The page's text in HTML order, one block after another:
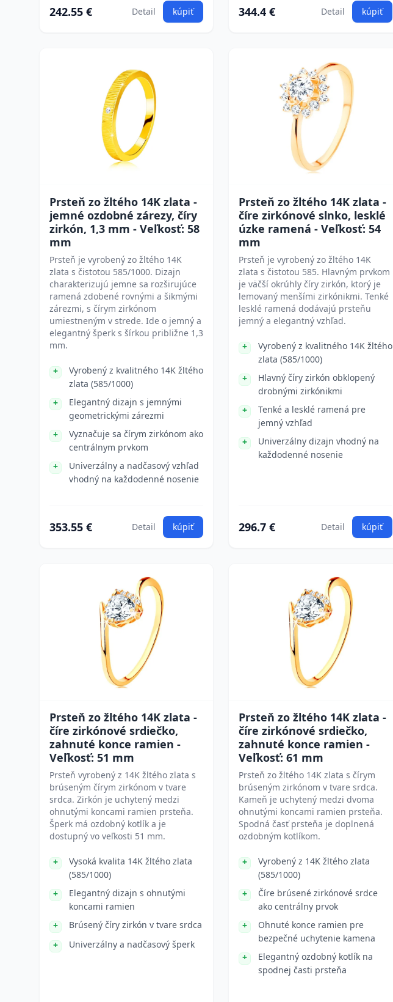
242.55 € Detail kúpiť 344.4 € Detail kúpiť
Prsteň zo žltého 14K zlata -
jemné ozdobné zárezy, číry
zirkón, 1,3 mm - Veľkosť: 58
mm
Prsteň je vyrobený zo žltého 14K
zlata s čistotou 585/1000. Dizajn
charakterizujú jemne sa rozširujúce
ramená zdobené rovnými a šikmými
zárezmi, s čírym zirkónom
umiestneným v strede. Ide o jemný a
elegantný šperk s šírkou približne 1,3
mm.
Vyrobený z kvalitného 14K žltého
zlata (585/1000)
Elegantný dizajn s jemnými
geometrickými zárezmi
Vyznačuje sa čírym zirkónom ako
centrálnym prvkom
Univerzálny a nadčasový vzhľad
vhodný na každodenné nosenie
353.55 € Detail kúpiť
Prsteň zo žltého 14K zlata -
číre zirkónové slnko, lesklé
úzke ramená - Veľkosť: 54
mm
Prsteň je vyrobený zo žltého 14K
zlata s čistotou 585. Hlavným prvkom
je väčší okrúhly číry zirkón, ktorý je
lemovaný menšími zirkónikmi. Tenké
lesklé ramená dodávajú prsteňu
jemný a elegantný vzhľad.
Vyrobený z kvalitného 14K žltého
zlata (585/1000)
Hlavný číry zirkón obklopený
drobnými zirkónikmi
Tenké a lesklé ramená pre
jemný vzhľad
Univerzálny dizajn vhodný na
každodenné nosenie
296.7 € Detail kúpiť
Prsteň zo žltého 14K zlata -
číre zirkónové srdiečko,
zahnuté konce ramien -
Veľkosť: 51 mm
Prsteň vyrobený z 14K žltého zlata s
brúseným čírym zirkónom v tvare
srdca. Zirkón je uchytený medzi
ohnutými koncami ramien prsteňa.
Šperk má ozdobný kotlík a je
dostupný vo veľkosti 51 mm.
Vysoká kvalita 14K žltého zlata
(585/1000)
Elegantný dizajn s ohnutými
koncami ramien
Brúsený číry zirkón v tvare srdca
Univerzálny a nadčasový šperk
Prsteň zo žltého 14K zlata -
číre zirkónové srdiečko,
zahnuté konce ramien -
Veľkosť: 61 mm
Prsteň zo žltého 14K zlata s čírym
brúseným zirkónom v tvare srdca.
Kameň je uchytený medzi dvoma
ohnutými koncami ramien prsteňa.
Spodná časť prsteňa je doplnená
ozdobným kotlíkom.
Vyrobený z 14K žltého zlata
(585/1000)
Číre brúsené zirkónové srdce
ako centrálny prvok
Ohnuté konce ramien pre
bezpečné uchytenie kamena
Elegantný ozdobný kotlík na
spodnej časti prsteňa